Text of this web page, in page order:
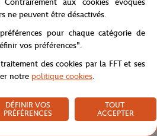
aux cookies évoqués
ne peuvent être désactivés.
pour chaque catégorie de
vos préférences".
des cookies par la FFT et ses
notre politique cookies.
DÉFINIR VOS
PRÉFÉRENCES
TOUT
ACCEPTER